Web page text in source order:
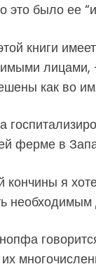
это было ее
книги
лицами,
как во
ферме в
кончины я